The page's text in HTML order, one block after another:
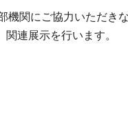
機関にご協力いただき
連展示を行います。